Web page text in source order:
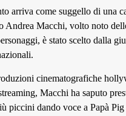
arriva come suggello di una
Andrea Macchi, volto noto
è stato scelto dalla
cinematografiche
Macchi ha saputo
piccini dando voce a Papà